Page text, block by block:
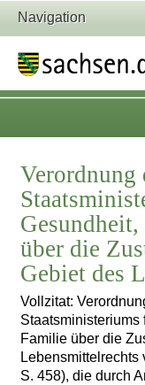
Navigation
Verordnung
über die
Gebiet des
Vollzitat:
Staatsministeriums
Familie über die
S. 458), die durch